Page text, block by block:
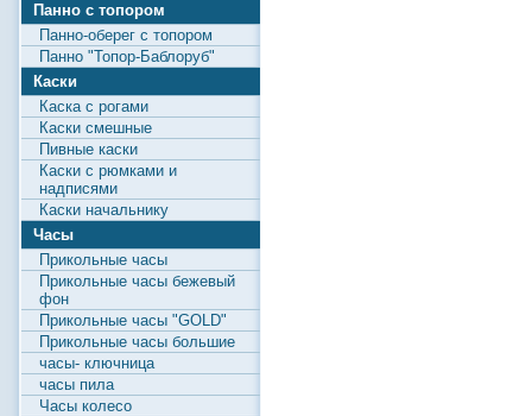
Панно с топором
Панно-оберег с топором
Панно "Топор-Баблоруб"
Каски
Каска с рогами
Каски смешные
Пивные каски
Каски с рюмками и
надписями
Каски начальнику
Часы
Прикольные часы
Прикольные часы бежевый
фон
Прикольные часы "GOLD"
Прикольные часы большие
часы- ключница
часы пила
Часы колесо